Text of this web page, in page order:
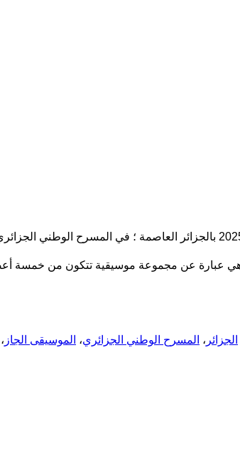
الجزائر ، المسرح الوطني الجزائري، الموسيقى الجاز ،